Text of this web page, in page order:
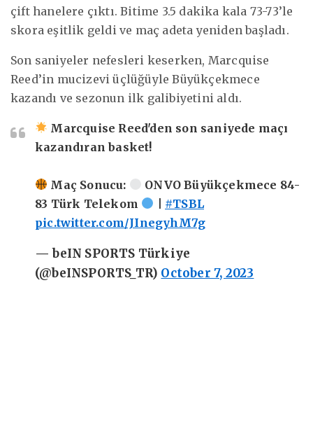
çift hanelere çıktı. Bitime 3.5 dakika kala 73-73’le
skora eşitlik geldi ve maç adeta yeniden başladı.
Son saniyeler nefesleri keserken, Marcquise
Reed’in mucizevi üçlüğüyle Büyükçekmece
kazandı ve sezonun ilk galibiyetini aldı.
Marcquise Reed'den son saniyede maçı
kazandıran basket!
Maç Sonucu:
ONVO Büyükçekmece 84-
83 Türk Telekom
#TSBL
pic.twitter.com/JInegyhM7g
— beIN SPORTS Türkiye
(@beINSPORTS_TR) October 7, 2023